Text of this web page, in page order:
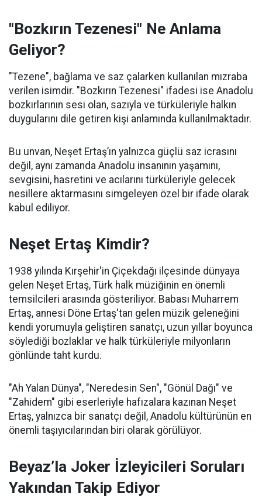
"Bozkırın Tezenesi" Ne Anlama
Geliyor?
"Tezene", bağlama ve saz çalarken kullanılan mızraba
verilen isimdir. "Bozkırın Tezenesi" ifadesi ise Anadolu
bozkırlarının sesi olan, sazıyla ve türküleriyle halkın
duygularını dile getiren kişi anlamında kullanılmaktadır.
Bu unvan, Neşet Ertaş’ın yalnızca güçlü saz icrasını
değil, aynı zamanda Anadolu insanının yaşamını,
sevgisini, hasretini ve acılarını türküleriyle gelecek
nesillere aktarmasını simgeleyen özel bir ifade olarak
kabul ediliyor.
Neşet Ertaş Kimdir?
1938 yılında Kırşehir'in Çiçekdağı ilçesinde dünyaya
gelen Neşet Ertaş, Türk halk müziğinin en önemli
temsilcileri arasında gösteriliyor. Babası Muharrem
Ertaş, annesi Döne Ertaş'tan gelen müzik geleneğini
kendi yorumuyla geliştiren sanatçı, uzun yıllar boyunca
söylediği bozlaklar ve halk türküleriyle milyonların
gönlünde taht kurdu.
"Ah Yalan Dünya", "Neredesin Sen", "Gönül Dağı" ve
"Zahidem" gibi eserleriyle hafızalara kazınan Neşet
Ertaş, yalnızca bir sanatçı değil, Anadolu kültürünün en
önemli taşıyıcılarından biri olarak görülüyor.
Beyaz’la Joker İzleyicileri Soruları
Yakından Takip Ediyor